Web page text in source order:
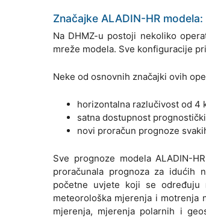
Značajke ALADIN-HR modela:
Na DHMZ-u postoji nekoliko
mreže modela. Sve konfiguracije
Neke od osnovnih značajki ovih
horizontalna razlučivost od 4
satna dostupnost
novi proračun prognoze
Sve prognoze modela ALADIN-
proračunala prognoza za idućih
početne uvjete koji se određuju
meteorološka mjerenja i motrenja
mjerenja, mjerenja polarnih i